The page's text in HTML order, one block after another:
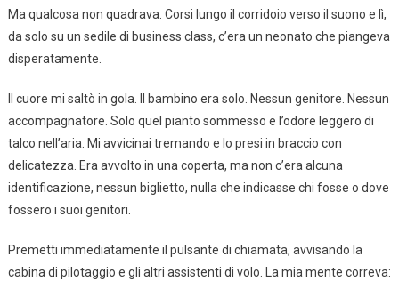
Ma qualcosa non quadrava. Corsi lungo il corridoio verso il suono e lì,
da solo su un sedile di business class, c’era un neonato che piangeva
disperatamente.
Il cuore mi saltò in gola. Il bambino era solo. Nessun genitore. Nessun
accompagnatore. Solo quel pianto sommesso e l’odore leggero di
talco nell’aria. Mi avvicinai tremando e lo presi in braccio con
delicatezza. Era avvolto in una coperta, ma non c’era alcuna
identificazione, nessun biglietto, nulla che indicasse chi fosse o dove
fossero i suoi genitori.
Premetti immediatamente il pulsante di chiamata, avvisando la
cabina di pilotaggio e gli altri assistenti di volo. La mia mente correva: